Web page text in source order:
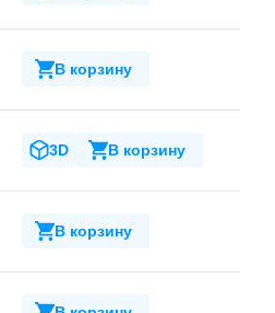
В корзину
3D В корзину
В корзину